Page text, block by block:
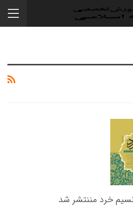
خرد مننتشر شد